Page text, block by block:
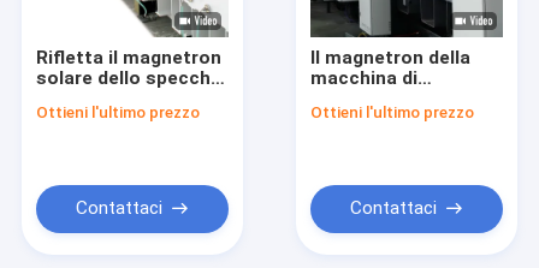
Rifletta il magnetron
solare dello specchio
farfugliano la
Ottieni l'ultimo prezzo
Contattaci
Il magnetron della
macchina di
riflettente di colore
Ottieni l'ultimo prezzo
Contattaci